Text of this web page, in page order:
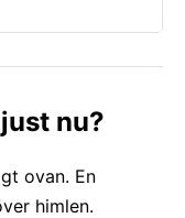
nu?
ovan. En
himlen.